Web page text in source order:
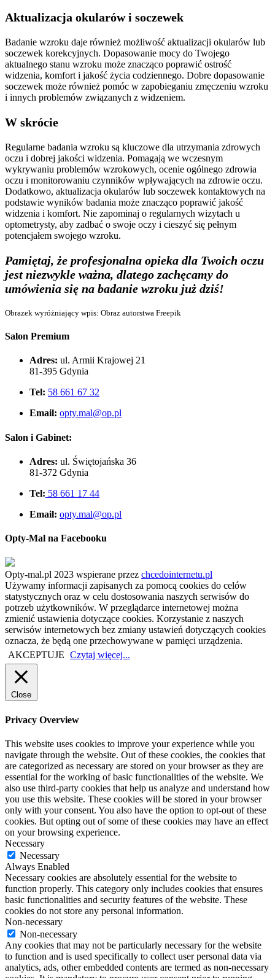
Aktualizacja okularów i soczewek
Badanie wzroku daje również możliwość aktualizacji okularów lub
soczewek korekcyjnych. Dopasowanie mocy do Twojego
aktualnego stanu wzroku może znacząco poprawić ostrość
widzenia, komfort i jakość życia codziennego. Dobre dopasowanie
soczewek może również pomóc w zapobieganiu zmęczeniu wzroku
i innych problemów związanych z widzeniem.
W skrócie
Regularne badania wzroku są kluczowe dla utrzymania zdrowych
oczu i dobrej jakości widzenia. Pomagają we wczesnym
wykrywaniu problemów wzrokowych, ocenie ogólnego zdrowia
oczu i monitorowaniu czynników wpływających na zdrowie oczu.
Dodatkowo, aktualizacja okularów lub soczewek kontaktowych na
podstawie wyników badania może znacząco poprawić jakość
widzenia i komfort. Nie zapominaj o regularnych wizytach u
optometrysty, aby zadbać o swoje oczy i cieszyć się pełnym
potencjałem swojego wzroku.
Pamiętaj, że profesjonalna opieka dla Twoich oczu
jest niezwykle ważna, dlatego zachęcamy do
umówienia się na badanie wzroku już dziś!
Obrazek wyróżniający wpis: Obraz autorstwa Freepik
Salon Premium
Adres: ul. Armii Krajowej 21
81-395 Gdynia
Tel: 58 661 67 32
Email: opty.mal@op.pl
Salon i Gabinet:
Adres: ul. Świętojańska 36
81-372 Gdynia
Tel: 58 661 17 44
Email: opty.mal@op.pl
Opty-Mal na Facebooku
Opty-mal.pl 2023 wspierane przez chcedointernetu.pl
Używamy informacji zapisanych za pomocą cookies do celów
statystycznych oraz w celu dostosowania naszych serwisów do
potrzeb użytkowników. W przeglądarce internetowej można
zmienić ustawienia dotyczące cookies. Korzystanie z naszych
serwisów internetowych bez zmiany ustawień dotyczących cookies
oznacza, że będą one przechowywane w pamięci urządzenia.
AKCEPTUJE Czytaj więcej...
Close
Privacy Overview
This website uses cookies to improve your experience while you
navigate through the website. Out of these cookies, the cookies that
are categorized as necessary are stored on your browser as they are
essential for the working of basic functionalities of the website. We
also use third-party cookies that help us analyze and understand how
you use this website. These cookies will be stored in your browser
only with your consent. You also have the option to opt-out of these
cookies. But opting out of some of these cookies may have an effect
on your browsing experience.
Necessary
Necessary
Always Enabled
Necessary cookies are absolutely essential for the website to
function properly. This category only includes cookies that ensures
basic functionalities and security features of the website. These
cookies do not store any personal information.
Non-necessary
Non-necessary
Any cookies that may not be particularly necessary for the website
to function and is used specifically to collect user personal data via
analytics, ads, other embedded contents are termed as non-necessary